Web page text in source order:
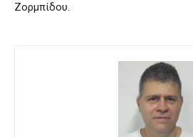
Ζορμπίδου.